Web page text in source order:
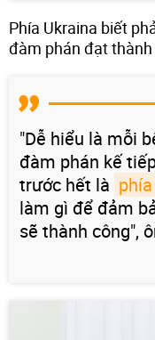
Phía Ukraina biết
đàm phán đạt thành
"Dễ hiểu là mỗi
đàm phán kế
trước hết là
làm gì để đảm
sẽ thành công",